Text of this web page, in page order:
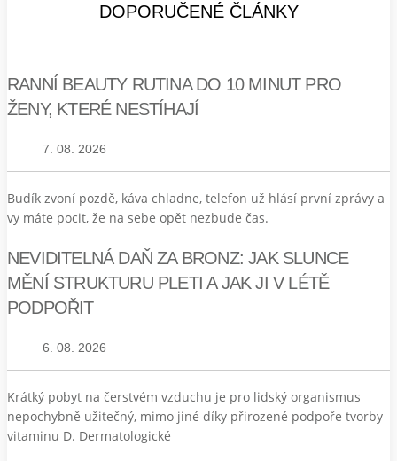
DOPORUČENÉ ČLÁNKY
RANNÍ BEAUTY RUTINA DO 10 MINUT PRO
ŽENY, KTERÉ NESTÍHAJÍ
7. 08. 2026
Budík zvoní pozdě, káva chladne, telefon už hlásí první zprávy a
vy máte pocit, že na sebe opět nezbude čas.
NEVIDITELNÁ DAŇ ZA BRONZ: JAK SLUNCE
MĚNÍ STRUKTURU PLETI A JAK JI V LÉTĚ
PODPOŘIT
6. 08. 2026
Krátký pobyt na čerstvém vzduchu je pro lidský organismus
nepochybně užitečný, mimo jiné díky přirozené podpoře tvorby
vitaminu D. Dermatologické